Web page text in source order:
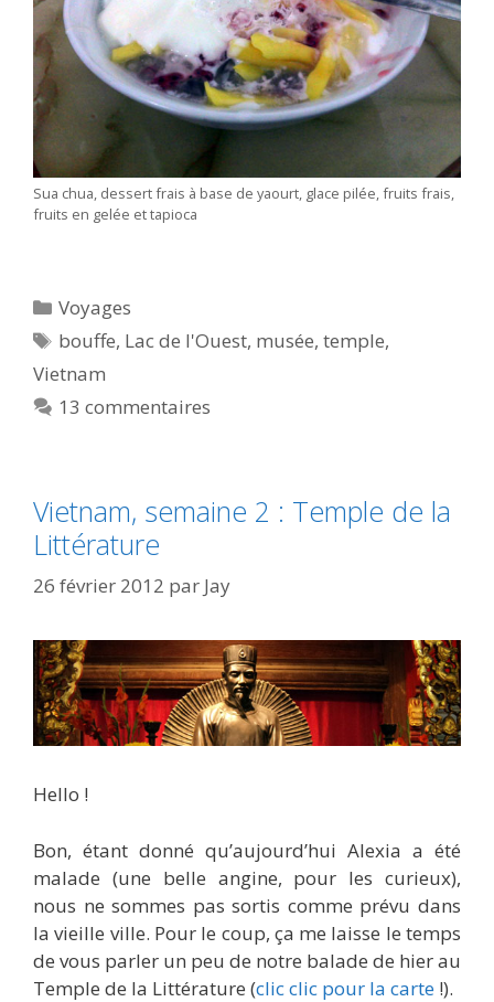
Sua chua, dessert frais à base de yaourt, glace pilée, fruits frais,
fruits en gelée et tapioca
Catégories
Voyages
Étiquettes
bouffe, Lac de l'Ouest, musée,temple,
Vietnam
13 commentaires
Vietnam, semaine 2 : Temple de la
Littérature
26 février 2012 par Jay
Hello !
Bon, étant donné qu’aujourd’hui Alexia a été
malade (une belle angine, pour les curieux),
nous ne sommes pas sortis comme prévu dans
la vieille ville. Pour le coup, ça me laisse le temps
de vous parler un peu de notre balade de hier au
Temple de la Littérature (clic clic pour la carte !).